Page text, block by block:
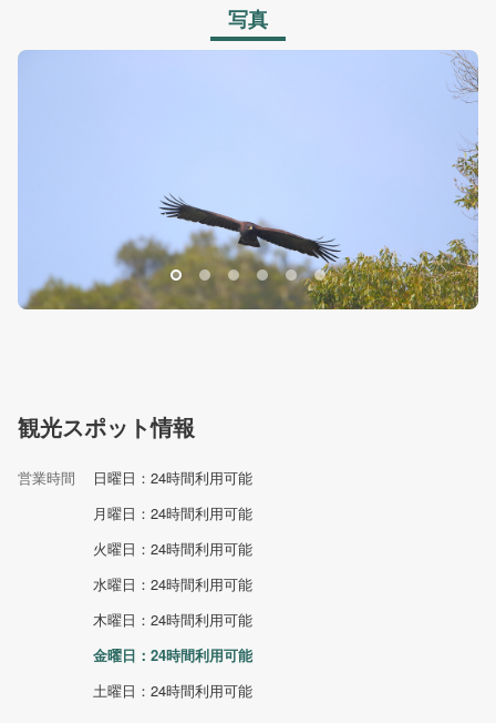
写真
観光スポット情報
営業時間
日曜日：24時間利用可能
月曜日：24時間利用可能
火曜日：24時間利用可能
水曜日：24時間利用可能
木曜日：24時間利用可能
金曜日：24時間利用可能
土曜日：24時間利用可能